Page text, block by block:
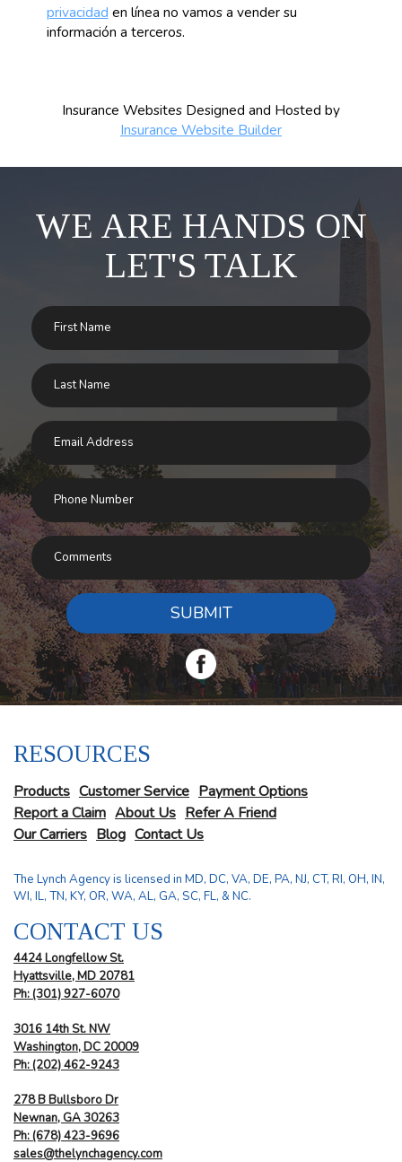
privacidad en línea no vamos a vender su
información a terceros.
Insurance Websites Designed and Hosted by
Insurance Website Builder
WE ARE HANDS ON
LET'S TALK
SUBMIT
RESOURCES
Products Customer Service Payment Options
Report a Claim About Us Refer A Friend
Our Carriers Blog Contact Us
The Lynch Agency is licensed in MD, DC, VA, DE, PA, NJ, CT, RI, OH, IN,
WI, IL, TN, KY, OR, WA, AL, GA, SC, FL, & NC.
CONTACT US
4424 Longfellow St.
Hyattsville, MD 20781
Ph: (301) 927-6070
3016 14th St. NW
Washington, DC 20009
Ph:(202) 462-9243
278 B Bullsboro Dr
Newnan, GA 30263
Ph:(678) 423-9696
sales@thelynchagency.com